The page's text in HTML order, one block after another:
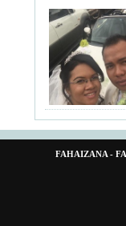
FAHAIZANA -